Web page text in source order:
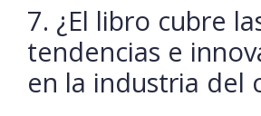
7. ¿El libro cubre
tendencias e
en la industria del